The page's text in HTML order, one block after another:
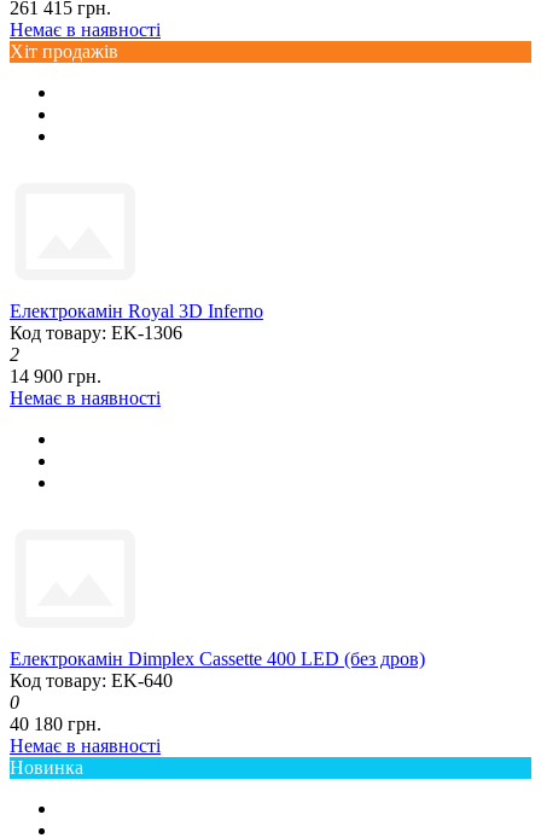
261 415 грн.
Немає в наявності
Хіт продажів
Електрокамін Royal 3D Inferno
Код товару: EK-1306
2
14 900 грн.
Немає в наявності
Електрокамін Dimplex Cassette 400 LED (без дров)
Код товару: EK-640
0
40 180 грн.
Немає в наявності
Новинка